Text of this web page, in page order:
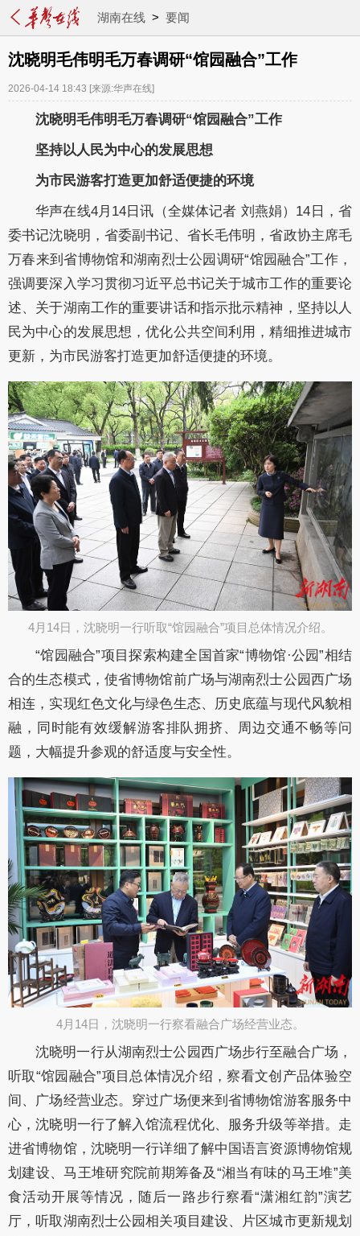
湖南在线> 要闻
沈晓明毛伟明毛万春调研“馆园融合”工作
2026-04-14 18:43 [来源:华声在线]
沈晓明毛伟明毛万春调研“馆园融合”工作
坚持以人民为中心的发展思想
为市民游客打造更加舒适便捷的环境
华声在线4月14日讯（全媒体记者 刘燕娟）14日，省
委书记沈晓明，省委副书记、省长毛伟明，省政协主席毛
万春来到省博物馆和湖南烈士公园调研“馆园融合”工作，
强调要深入学习贯彻习近平总书记关于城市工作的重要论
述、关于湖南工作的重要讲话和指示批示精神，坚持以人
民为中心的发展思想，优化公共空间利用，精细推进城市
更新，为市民游客打造更加舒适便捷的环境。
4月14日，沈晓明一行听取“馆园融合”项目总体情况介绍。​
“馆园融合”项目探索构建全国首家“博物馆·公园”相结
合的生态模式，使省博物馆前广场与湖南烈士公园西广场
相连，实现红色文化与绿色生态、历史底蕴与现代风貌相
融，同时能有效缓解游客排队拥挤、周边交通不畅等问
题，大幅提升参观的舒适度与安全性。
4月14日，沈晓明一行察看融合广场经营业态。
沈晓明一行从湖南烈士公园西广场步行至融合广场，
听取“馆园融合”项目总体情况介绍，察看文创产品体验空
间、广场经营业态。穿过广场便来到省博物馆游客服务中
心，沈晓明一行了解入馆流程优化、服务升级等举措。走
进省博物馆，沈晓明一行详细了解中国语言资源博物馆规
划建设、马王堆研究院前期筹备及“湘当有味的马王堆”美
食活动开展等情况，随后一路步行察看“潇湘红韵”演艺
厅，听取湖南烈士公园相关项目建设、片区城市更新规划